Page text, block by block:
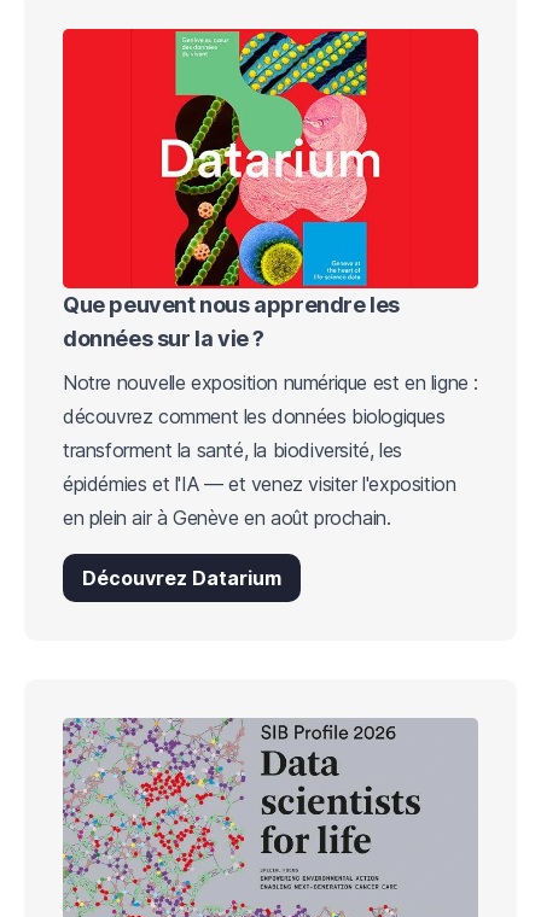
Que peuvent nous apprendre les
données sur la vie ?
Notre nouvelle exposition numérique est en ligne :
découvrez comment les données biologiques
transforment la santé, la biodiversité, les
épidémies et l'IA — et venez visiter l'exposition
en plein air à Genève en août prochain.
Découvrez Datarium